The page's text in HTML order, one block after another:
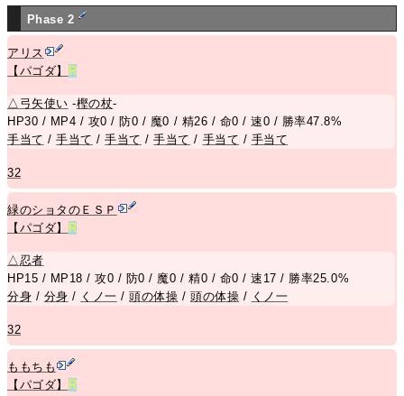
Phase 2
アリス
【パゴダ】
R
△ 弓矢使い -樫の杖-
HP30 / MP4 / 攻0 / 防0 / 魔0 / 精26 / 命0 / 速0 / 勝率47.8%
手当て /手当て /手当て /手当て / 手当て / 手当て
32
緑のショタのＥＳＰ
【パゴダ】
R
△忍者
HP15 / MP18 / 攻0 / 防0 / 魔0 / 精0 / 命0 / 速17 / 勝率25.0%
分身 / 分身 / くノ一 /頭の体操 / 頭の体操 / くノ一
32
ももちも
【パゴダ】
R